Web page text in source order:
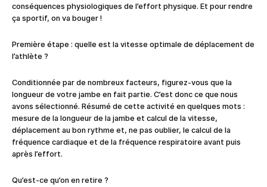
conséquences physiologiques de l’effort physique. Et pour rendre
ça sportif, on va bouger !
Première étape : quelle est la vitesse optimale de déplacement de
l’athlète ?
Conditionnée par de nombreux facteurs, figurez-vous que la
longueur de votre jambe en fait partie. C’est donc ce que nous
avons sélectionné. Résumé de cette activité en quelques mots :
mesure de la longueur de la jambe et calcul de la vitesse,
déplacement au bon rythme et, ne pas oublier, le calcul de la
fréquence cardiaque et de la fréquence respiratoire avant puis
après l’effort.
Qu’est-ce qu’on en retire ?